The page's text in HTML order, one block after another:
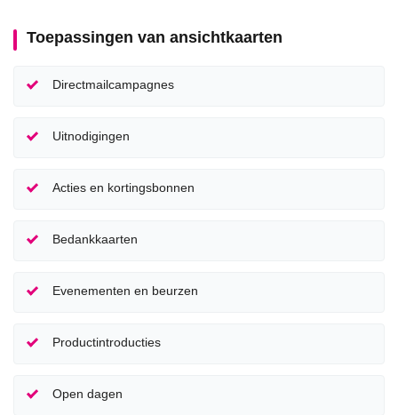
Toepassingen van ansichtkaarten
Directmailcampagnes
Uitnodigingen
Acties en kortingsbonnen
Bedankkaarten
Evenementen en beurzen
Productintroducties
Open dagen